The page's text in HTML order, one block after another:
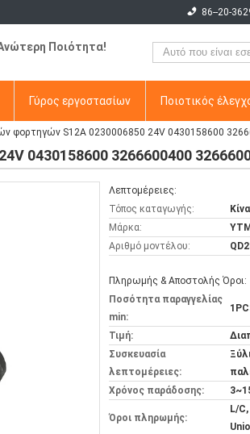
86--20-
Ποιότητα!
Γύρος εργοστασίων Ποιοτικός
φορτηγών S12A 0230006850 24V 0430158600
0430158600 3266600400
Λεπτομέρειες:
Τόπος καταγωγής:
Κίνα
Μάρκα:
YTM
Αριθμό μοντέλου:
Πληρωμής & Αποστολής Όροι:
Ποσότητα παραγγελίας
min:
Τιμή:
Συσκευασία
λεπτομέρειες:
Χρόνος παράδοσης:
Όροι πληρωμής:
L/